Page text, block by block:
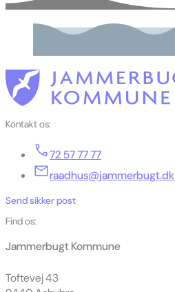
Kontakt os:
72 57 77 77
raadhus@jammerbugt.dk
Send sikker post
Find os:
Jammerbugt Kommune
Toftevej 43